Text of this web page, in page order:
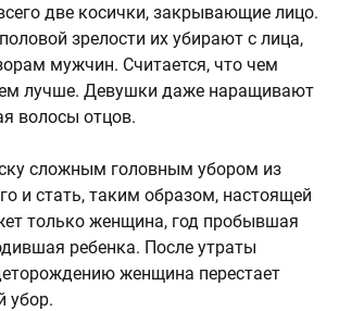
две косички, закрывающие лицо.
зрелости их убирают с лица,
мужчин. Считается, что чем
лучше. Девушки даже наращивают
волосы отцов.
сложным головным убором из
и стать, таким образом, настоящей
только женщина, год пробывшая
ребенка. После утраты
женщина перестает
убор.